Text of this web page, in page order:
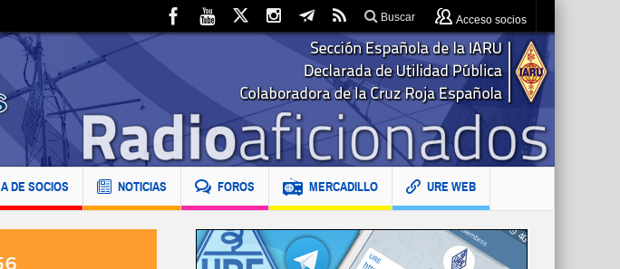
Buscar Acceso socios
DE SOCIOS NOTICIAS FOROS MERCADILLO URE WEB